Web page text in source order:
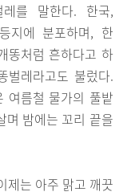
레를 말한다. 한국,
지에 분포하며, 한
똥처럼 흔하다고 하
벌레라고도 불렀다.
여름철 물가의 풀밭
며 밤에는 꼬리 끝을
제는 아주 맑고 깨끗